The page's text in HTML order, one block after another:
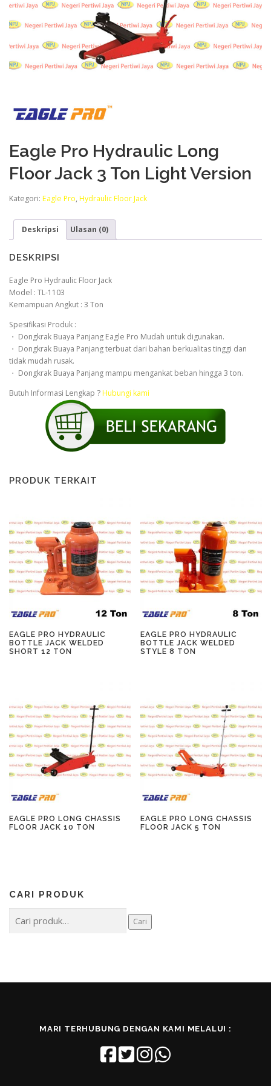
Eagle Pro Hydraulic Long
Floor Jack 3 Ton Light Version
Kategori: Eagle Pro, Hydraulic Floor Jack
Deskripsi Ulasan (0)
DESKRIPSI
Eagle Pro Hydraulic Floor Jack
Model : TL-1103
Kemampuan Angkut : 3 Ton
Spesifikasi Produk :
・ Dongkrak Buaya Panjang Eagle Pro Mudah untuk digunakan.
・ Dongkrak Buaya Panjang terbuat dari bahan berkualitas tinggi dan
tidak mudah rusak.
・ Dongkrak Buaya Panjang mampu mengankat beban hingga 3 ton.
Butuh Informasi Lengkap ?Hubungi kami
PRODUK TERKAIT
EAGLE PRO HYDRAULIC
BOTTLE JACK WELDED
SHORT 12 TON
EAGLE PRO HYDRAULIC
BOTTLE JACK WELDED
STYLE 8 TON
EAGLE PRO LONG CHASSIS
FLOOR JACK 10 TON
EAGLE PRO LONG CHASSIS
FLOOR JACK 5 TON
CARI PRODUK
untuk:
Cari
MARI TERHUBUNG DENGAN KAMI MELALUI :